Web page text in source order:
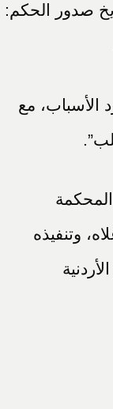
صدور الحكم:
الأسباب، مع
وتنفيذه